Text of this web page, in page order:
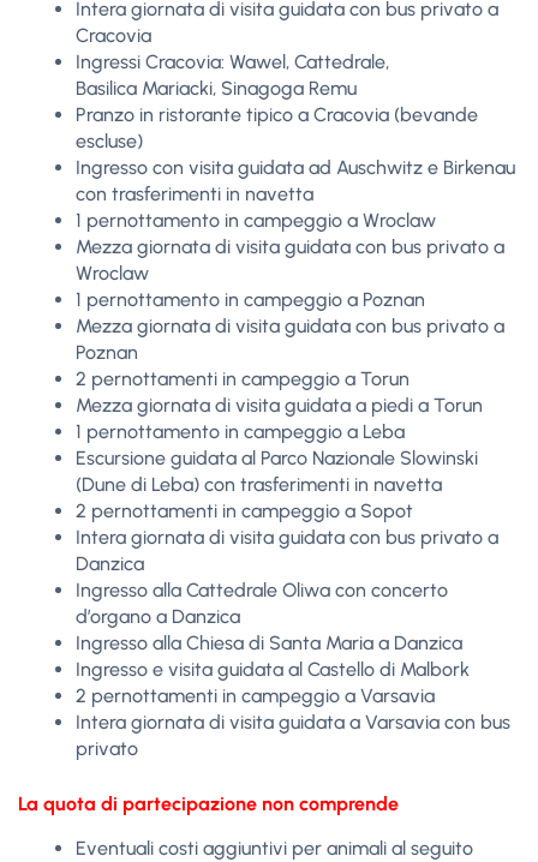
Intera giornata di visita guidata con bus privato a
Cracovia
Ingressi Cracovia: Wawel, Cattedrale,
Basilica Mariacki, Sinagoga Remu
Pranzo in ristorante tipico a Cracovia (bevande
escluse)
Ingresso con visita guidata ad Auschwitz e Birkenau
con trasferimenti in navetta
1 pernottamento in campeggio a Wroclaw
Mezza giornata di visita guidata con bus privato a
Wroclaw
1 pernottamento in campeggio a Poznan
Mezza giornata di visita guidata con bus privato a
Poznan
2 pernottamenti in campeggio a Torun
Mezza giornata di visita guidata a piedi a Torun
1 pernottamento in campeggio a Leba
Escursione guidata al Parco Nazionale Slowinski
(Dune di Leba) con trasferimenti in navetta
2 pernottamenti in campeggio a Sopot
Intera giornata di visita guidata con bus privato a
Danzica
Ingresso alla Cattedrale Oliwa con concerto
d’organo a Danzica
Ingresso alla Chiesa di Santa Maria a Danzica
Ingresso e visita guidata al Castello di Malbork
2 pernottamenti in campeggio a Varsavia
Intera giornata di visita guidata a Varsavia con bus
privato
La quota di partecipazione non comprende
Eventuali costi aggiuntivi per animali al seguito